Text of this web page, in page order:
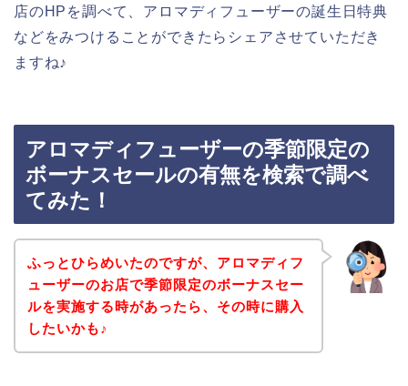
店のHPを調べて、アロマディフューザーの誕生日特典
などをみつけることができたらシェアさせていただき
ますね♪
アロマディフューザーの季節限定の
ボーナスセールの有無を検索で調べ
てみた！
ふっとひらめいたのですが、アロマディフ
ューザーのお店で季節限定のボーナスセー
ルを実施する時があったら、その時に購入
したいかも♪